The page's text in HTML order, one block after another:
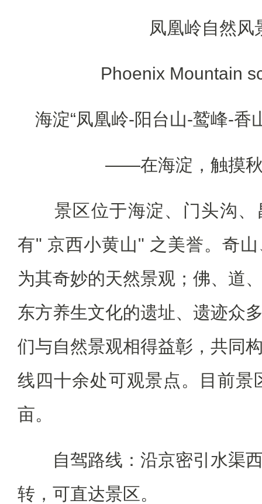
凤凰岭自然风
Phoenix Mountain
海淀“凤凰岭-阳台山-鹫峰-香
——在海淀，触摸
景区位于海淀、门头沟、
有" 京西小黄山" 之美誉。奇
为其奇妙的天然景观；佛、道
东方养生文化的遗址、遗迹众
们与自然景观相得益彰，共同
线四十余处可观景点。目前景
亩。
自驾路线：沿京密引水渠西
转，可直达景区。